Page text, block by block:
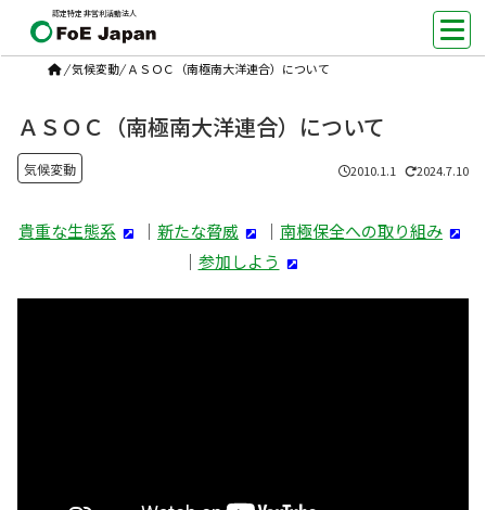
認定特定非営利活動法人
/気候変動/ ＡＳＯＣ（南極南大洋連合）について
ＡＳＯＣ（南極南大洋連合）について
気候変動 2010.1.1 2024.7.10
貴重な生態系 ｜ 新たな脅威 ｜ 南極保全への取り組み
｜ 参加しよう